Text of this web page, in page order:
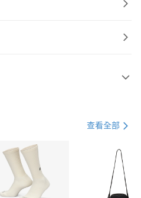
21家銀行
第一商業銀行
彰化商業銀行
查看全部